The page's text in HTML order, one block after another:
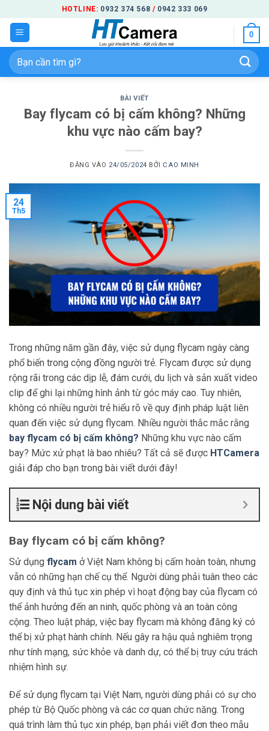
qua
nội
dung
HOTLINE: 0932 374 568 / 0942 333 069
0
Tìm
kiếm:
BÀI VIẾT
Bay flycam có bị cấm không? Những
khu vực nào cấm bay?
ĐĂNG VÀO 24/05/2024 BỞI CAO MINH
24
Th5
Trong những năm gần đây, việc sử dụng flycam ngày càng
phổ biến trong cộng đồng người trẻ. Flycam được sử dụng
rộng rãi trong các dịp lễ, đám cưới, du lịch và sản xuất video
clip để ghi lại những hình ảnh từ góc máy cao. Tuy nhiên,
không có nhiều người trẻ hiểu rõ về quy định pháp luật liên
quan đến việc sử dụng flycam. Nhiều người thắc mắc rằng
bay flycam có bị cấm không? Những khu vực nào cấm
bay? Mức xử phạt là bao nhiêu? Tất cả sẽ được HTCamera
giải đáp cho bạn trong bài viết dưới đây!
Nội dung bài viết
Bay flycam có bị cấm không?
Sử dụng flycam ở Việt Nam không bị cấm hoàn toàn, nhưng
vẫn có những hạn chế cụ thể. Người dùng phải tuân theo các
quy định và thủ tục xin phép vì hoạt động bay của flycam có
thể ảnh hưởng đến an ninh, quốc phòng và an toàn công
cộng. Theo luật pháp, việc bay flycam mà không đăng ký có
thể bị xử phạt hành chính. Nếu gây ra hậu quả nghiêm trọng
như tính mạng, sức khỏe và danh dự, có thể bị truy cứu trách
nhiệm hình sự.
Để sử dụng flycam tại Việt Nam, người dùng phải có sự cho
phép từ Bộ Quốc phòng và các cơ quan chức năng. Trong
quá trình làm thủ tục xin phép, bạn phải viết đơn theo mẫu